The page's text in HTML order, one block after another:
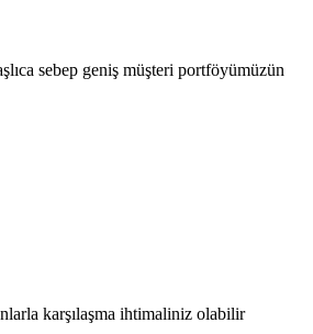
sebep geniş müşteri portföyümüzün
karşılaşma ihtimaliniz olabilir